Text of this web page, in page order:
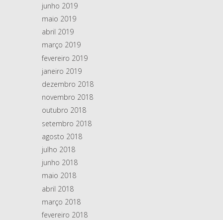
junho 2019
maio 2019
abril 2019
março 2019
fevereiro 2019
janeiro 2019
dezembro 2018
novembro 2018
outubro 2018
setembro 2018
agosto 2018
julho 2018
junho 2018
maio 2018
abril 2018
março 2018
fevereiro 2018